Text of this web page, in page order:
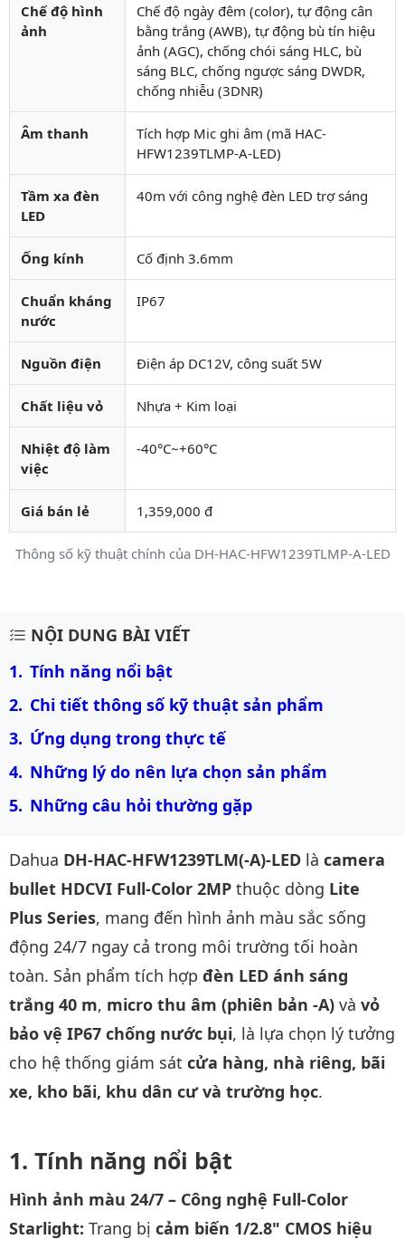
Thông số kỹ thuật chính của DH-HAC-HFW1239TLMP-A-LED
Chế độ hình
ảnh
Chế độ ngày đêm (color), tự động cân
bằng trắng (AWB), tự động bù tín hiệu
ảnh (AGC), chống chói sáng HLC, bù
sáng BLC, chống ngược sáng DWDR,
chống nhiễu (3DNR)
Âm thanh
Tích hợp Mic ghi âm (mã HAC-
HFW1239TLMP-A-LED)
Tầm xa đèn
LED
40m với công nghệ đèn LED trợ sáng
Ống kính Cố định 3.6mm
Chuẩn kháng
nước
IP67
Nguồn điện Điện áp DC12V, công suất 5W
Chất liệu vỏ Nhựa + Kim loại
Nhiệt độ làm
việc
-40°C~+60°C
Giá bán lẻ 1,359,000 đ
Mô tả chi tiết sản phẩm
NỘI DUNG BÀI VIẾT
Tính năng nổi bật
Chi tiết thông số kỹ thuật sản phẩm
Ứng dụng trong thực tế
Những lý do nên lựa chọn sản phẩm
Những câu hỏi thường gặp
Dahua DH-HAC-HFW1239TLM(-A)-LED là camera
bullet HDCVI Full-Color 2MP thuộc dòng Lite
Plus Series, mang đến hình ảnh màu sắc sống
động 24/7 ngay cả trong môi trường tối hoàn
toàn. Sản phẩm tích hợp đèn LED ánh sáng
trắng 40 m, micro thu âm (phiên bản -A) và vỏ
bảo vệ IP67 chống nước bụi, là lựa chọn lý tưởng
cho hệ thống giám sát cửa hàng, nhà riêng, bãi
xe, kho bãi, khu dân cư và trường học.
Tính năng nổi bật
Hình ảnh màu 24/7 – Công nghệ Full-Color
Starlight: Trang bị cảm biến 1/2.8" CMOS hiệu